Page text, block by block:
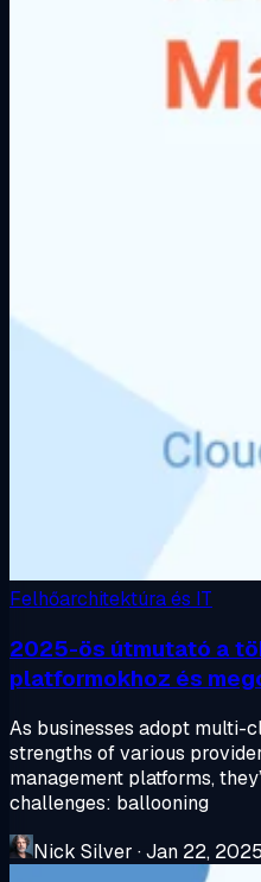
Felhőarchitektúra és IT
2025-ös útmutató a
platformokhoz és
As businesses adopt multi-
strengths of various
management platforms,
challenges: ballooning
Nick Silver ·Jan 22, 2025